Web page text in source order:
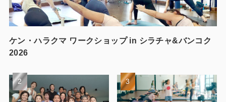
ケン・ハラクマ ワークショップ in シラチャ&バンコク
2026